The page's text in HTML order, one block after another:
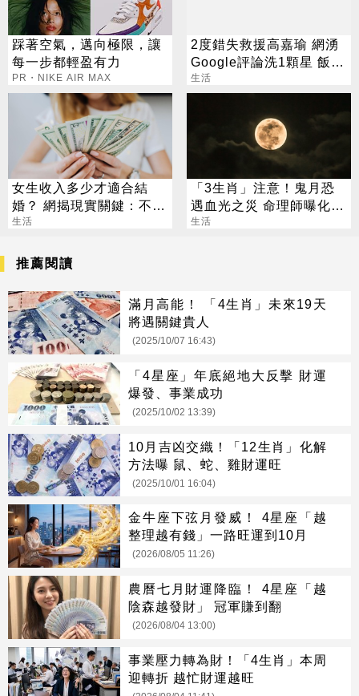
踩著空氣，邁向極限，讓
每一步都輕盈有力
PR・NIKE AIR MAX
2度錯失救援高嘉瑜 網湧
Google評論洗1顆星 飯店
回應了
生活
女生收入多少才適合結
婚？ 網揭現實關鍵：不是
重點
生活
「3生肖」注意！鬼月恐
遇血光之災 命理師曝化解
法
生活
推薦閱讀
滿月高能！ 「4生肖」未來19天
將遇關鍵貴人
(2025/10/07 16:43)
「4星座」年底絕地大反擊 財運
爆發、事業成功
(2025/10/02 13:39)
10月吉凶交織！「12生肖」化解
方法曝 鼠、蛇、雞財運旺
(2025/10/01 16:04)
金牛座下弦月發威！ 4星座「越
整理越有錢」一路旺運到10月
(2026/08/05 11:26)
農曆七月財運降臨！ 4星座「越
陰森越發財」 冠軍賺到翻
(2026/08/04 13:00)
事業壓力轉為財！「4生肖」本周
迎轉折 越忙財運越旺